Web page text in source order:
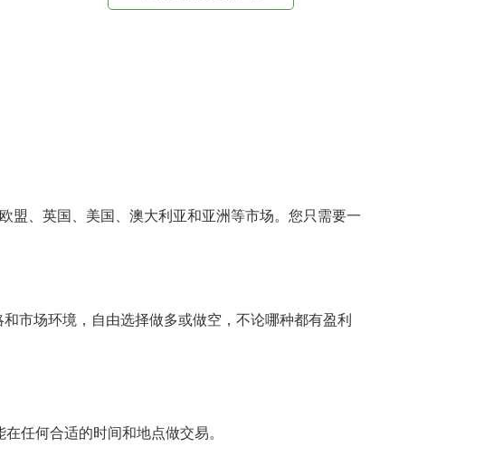
盟、英国、美国、澳大利亚和亚洲等市场。您只需要一
市场环境，自由选择做多或做空，不论哪种都有盈利
任何合适的时间和地点做交易。